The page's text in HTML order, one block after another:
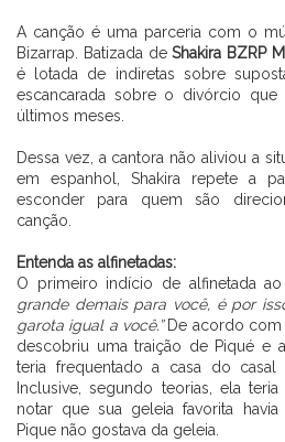
CADASTRE-
A canção é uma parceria com o
Bizarrap. Batizada deShakira BZRP
é lotada de indiretas sobre
escancarada sobre o divórcio
últimos meses.
Dessa vez, a cantora não aliviou a
em espanhol, Shakira repete a
esconder para quem são
canção.
Entenda as alfinetadas:
O primeiro indício de alfinetada
grande demais para você, é por
garota igual a você.” De acordo com
descobriu uma traição de Piqué e
teria frequentado a casa do casal
Inclusive, segundo teorias, ela
notar que sua geleia favorita
Pique não gostava da geleia.